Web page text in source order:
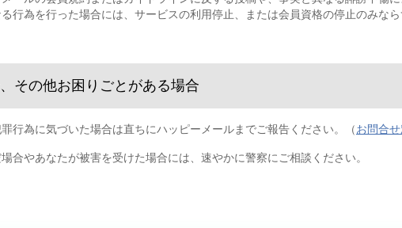
行為を行った場合には、サービスの利用停止、または会員資格の停止のみな
その他お困りごとがある場合
行為に気づいた場合は直ちにハッピーメールまでご報告ください。（お問合
合やあなたが被害を受けた場合には、速やかに警察にご相談ください。